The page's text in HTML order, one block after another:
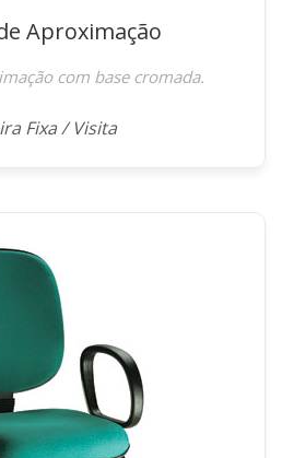
Aproximação
com base cromada.
Fixa / Visita